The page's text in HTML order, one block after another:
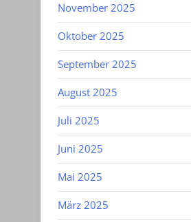
November 2025
Oktober 2025
September 2025
August 2025
Juli 2025
Juni 2025
Mai 2025
März 2025